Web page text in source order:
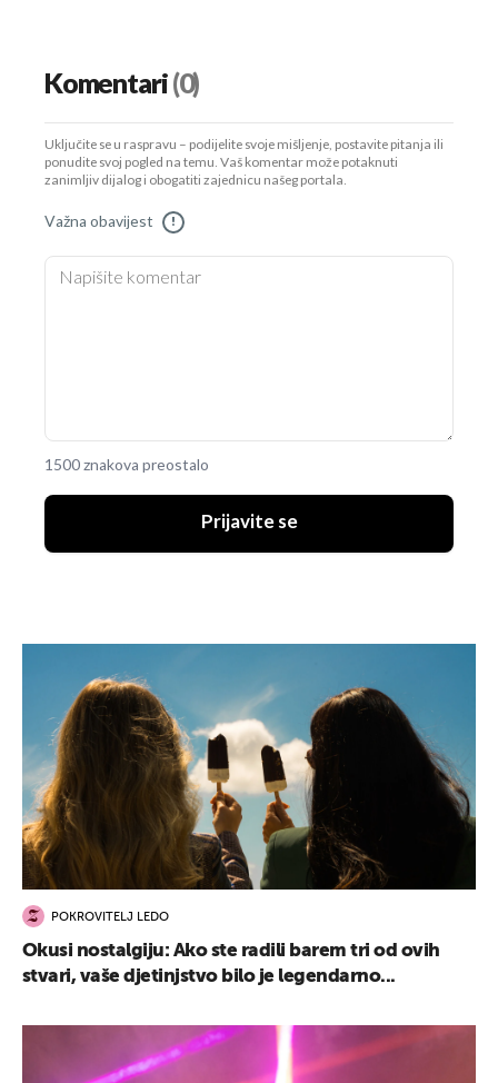
Komentari(0)
Uključite se u raspravu – podijelite svoje mišljenje, postavite pitanja ili
ponudite svoj pogled na temu. Vaš komentar može potaknuti
zanimljiv dijalog i obogatiti zajednicu našeg portala.
Važna obavijest !
1500 znakova preostalo
Prijavite se
POKROVITELJ LEDO
Okusi nostalgiju: Ako ste radili barem tri od ovih
stvari, vaše djetinjstvo bilo je legendarno...